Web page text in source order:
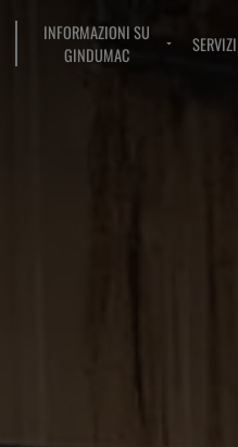
INFORMAZIONI SU
GINDUMAC
SERVIZI